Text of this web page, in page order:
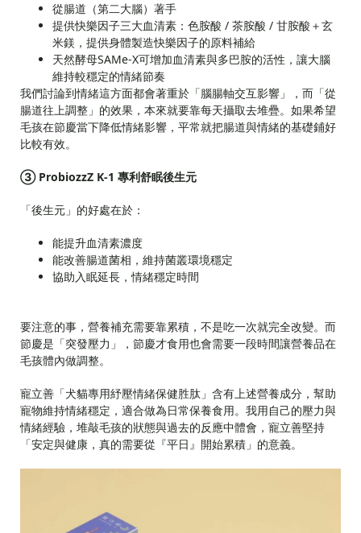
從腸道（第二大腦）著手
提供快樂因子三大血清素：色胺酸 / 茶胺酸 / 甘胺酸＋玄
米鎂，提供身體製造快樂因子的原料補給
天然酵母SAMe-X可增加血清素與多巴胺的活性，讓大腦
維持較穩定的情緒節奏
我們討論到情緒這方面都會著重於「腦腸軸交互影響」，而「從
腸道往上調整」的效果，本來就要靠每天攝取去堆疊。如果希望
毛孩在節慶當下降低情緒影響，平常就把腸道與情緒的基礎鋪好
比較有效。
③ ProbiozzZ K-1 專利舒眠後生元
「後生元」的好處在於：
能提升血清素濃度
能改善腸道菌相，維持菌叢環境穩定
協助入眠延長，情緒穩定時間
要注意的事，營養補充需要靠累積，不是吃一次就完全改變。而
節慶是「突發壓力」，節慶才食用也會需要一段時間讓營養品在
毛孩體內做調整。
寵立善「犬貓專用紓壓情緒保健胜肽」含有上述營養成分，幫助
寵物維持情緒穩定，適合做為日常保養食用。我用自己的壓力與
情緒經驗，堆敲毛孩的狀態與過去的反應中體會，寵立善堅持
「安定與健康，真的需要從『平日』開始累積」的意義。